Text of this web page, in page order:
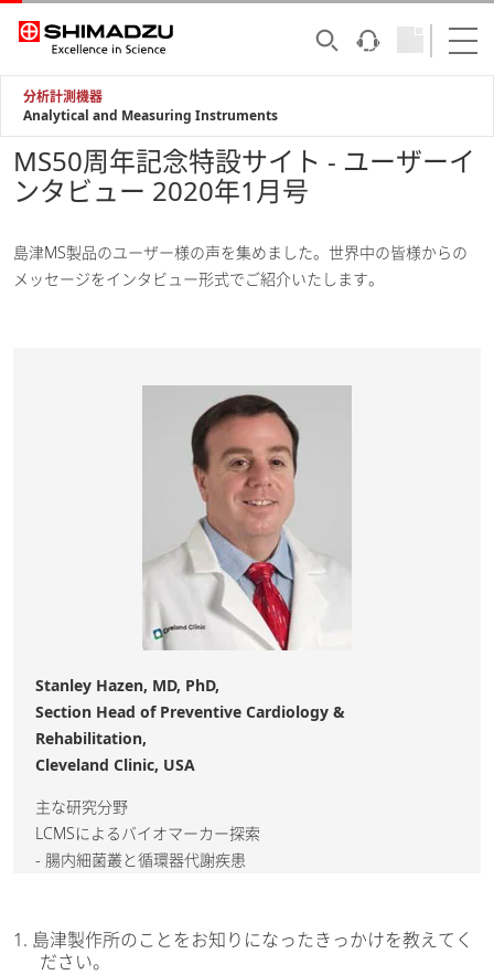
分析計測機器
Analytical and Measuring Instruments
MS50周年記念特設サイト - ユーザーイ
ンタビュー 2020年1月号
島津MS製品のユーザー様の声を集めました。世界中の皆様からの
メッセージをインタビュー形式でご紹介いたします。
Stanley Hazen, MD, PhD,
Section Head of Preventive Cardiology &
Rehabilitation,
Cleveland Clinic, USA
主な研究分野
LCMSによるバイオマーカー探索
- 腸内細菌叢と循環器代謝疾患
1. 島津製作所のことをお知りになったきっかけを教えてく
ださい。